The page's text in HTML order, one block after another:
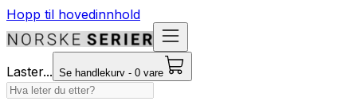
Hopp til hovedinnhold
Laster... Se handlekurv - 0 vare